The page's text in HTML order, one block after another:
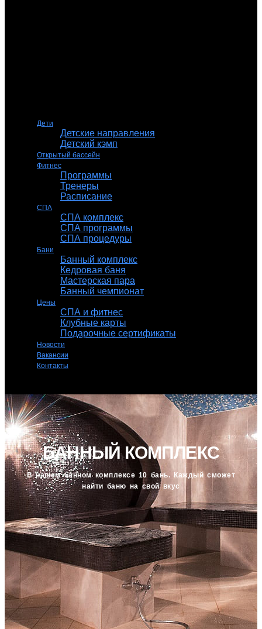
Дети
Детские направления
Детский кэмп
Открытый бассейн
Фитнес
Программы
Тренеры
Расписание
СПА
СПА комплекс
СПА программы
СПА процедуры
Бани
Банный комплекс
Кедровая баня
Мастерская пара
Банный чемпионат
Цены
СПА и фитнес
Клубные карты
Подарочные сертификаты
Новости
Вакансии
Контакты
БАННЫЙ КОМПЛЕКС
В нашем банном комплексе 10 бань. Каждый сможет
найти баню на свой вкус